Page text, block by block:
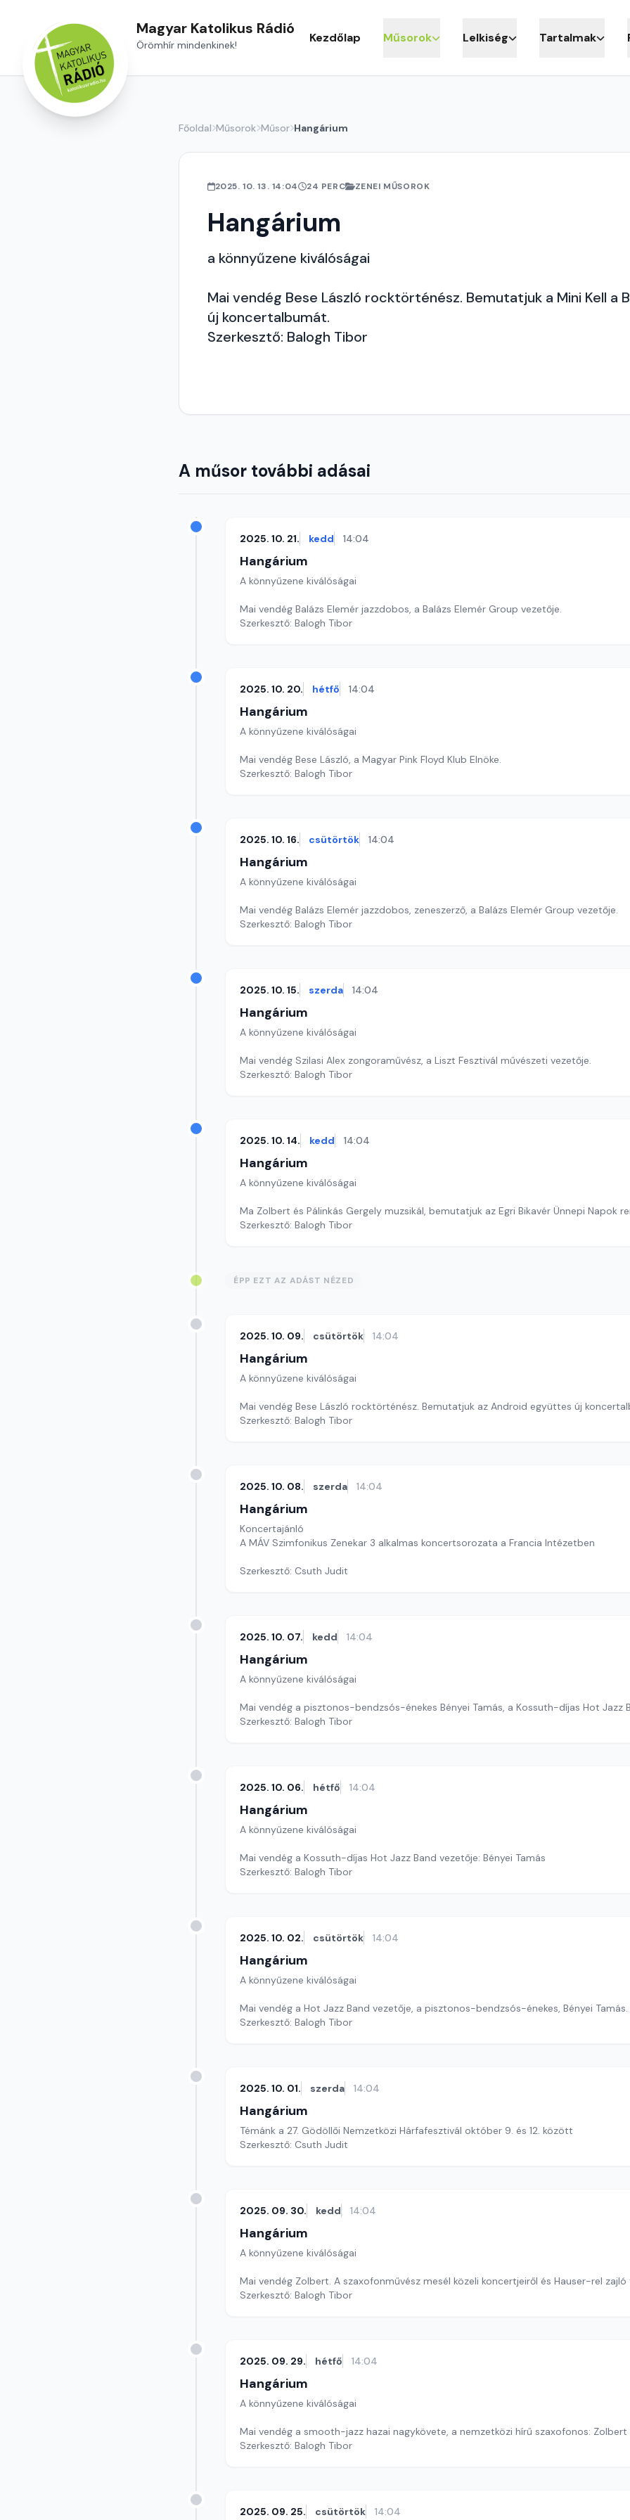
Magyar Katolikus Rádió
Örömhír mindenkinek! Kezdőlap Műsorok Lelkiség Tartalmak
Főoldal Műsorok Műsor Hangárium
2025. 10. 13. 14:04 24 PERC ZENEI MŰSOROK
Hangárium
a könnyűzene kiválóságai
Mai vendég Bese László rocktörténész. Bemutatjuk a Mini Kell a
új koncertalbumát.
Szerkesztő: Balogh Tibor
A műsor további adásai
2025. 10. 21. kedd 14:04
Hangárium
A könnyűzene kiválóságai
Mai vendég Balázs Elemér jazzdobos, a Balázs Elemér Group vezetője.
Szerkesztő: Balogh Tibor
2025. 10. 20. hétfő 14:04
Hangárium
A könnyűzene kiválóságai
Mai vendég Bese László, a Magyar Pink Floyd Klub Elnöke.
Szerkesztő: Balogh Tibor
2025. 10. 16. csütörtök 14:04
Hangárium
A könnyűzene kiválóságai
Mai vendég Balázs Elemér jazzdobos, zeneszerző, a Balázs Elemér Group vezetője.
Szerkesztő: Balogh Tibor
2025. 10. 15. szerda 14:04
Hangárium
A könnyűzene kiválóságai
Mai vendég Szilasi Alex zongoraművész, a Liszt Fesztivál művészeti vezetője.
Szerkesztő: Balogh Tibor
2025. 10. 14. kedd 14:04
Hangárium
A könnyűzene kiválóságai
Ma Zolbert és Pálinkás Gergely muzsikál, bemutatjuk az Egri Bikavér Ünnepi Napok
Szerkesztő: Balogh Tibor
ÉPP EZT AZ ADÁST NÉZED
2025. 10. 09. csütörtök 14:04
Hangárium
A könnyűzene kiválóságai
Mai vendég Bese László rocktörténész. Bemutatjuk az Android együttes új
Szerkesztő: Balogh Tibor
2025. 10. 08. szerda 14:04
Hangárium
Koncertajánló
A MÁV Szimfonikus Zenekar 3 alkalmas koncertsorozata a Francia Intézetben
Szerkesztő: Csuth Judit
2025. 10. 07. kedd 14:04
Hangárium
A könnyűzene kiválóságai
Mai vendég a pisztonos-bendzsós-énekes Bényei Tamás, a Kossuth-díjas Hot Jazz
Szerkesztő: Balogh Tibor
2025. 10. 06. hétfő 14:04
Hangárium
A könnyűzene kiválóságai
Mai vendég a Kossuth-díjas Hot Jazz Band vezetője: Bényei Tamás
Szerkesztő: Balogh Tibor
2025. 10. 02. csütörtök 14:04
Hangárium
A könnyűzene kiválóságai
Mai vendég a Hot Jazz Band vezetője, a pisztonos-bendzsós-énekes, Bényei Tamás.
Szerkesztő: Balogh Tibor
2025. 10. 01. szerda 14:04
Hangárium
Témánk a 27. Gödöllői Nemzetközi Hárfafesztivál október 9. és 12. között
Szerkesztő: Csuth Judit
2025. 09. 30. kedd 14:04
Hangárium
A könnyűzene kiválóságai
Mai vendég Zolbert. A szaxofonművész mesél közeli koncertjeiről és Hauser-rel zajló
Szerkesztő: Balogh Tibor
2025. 09. 29. hétfő 14:04
Hangárium
A könnyűzene kiválóságai
Mai vendég a smooth-jazz hazai nagykövete, a nemzetközi hírű szaxofonos: Zolbert
Szerkesztő: Balogh Tibor
2025. 09. 25. csütörtök 14:04